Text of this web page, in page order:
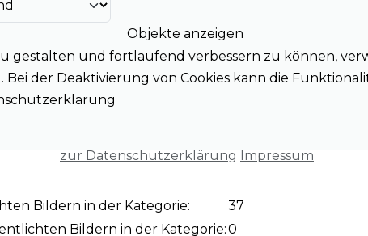
Objekte anzeigen
Bildern in der Kategorie:
37
Bildern in der Kategorie:0
gestalten und fortlaufend verbessern zu können,
der Deaktivierung von Cookies kann die
zur Datenschutzerklärung Impressum